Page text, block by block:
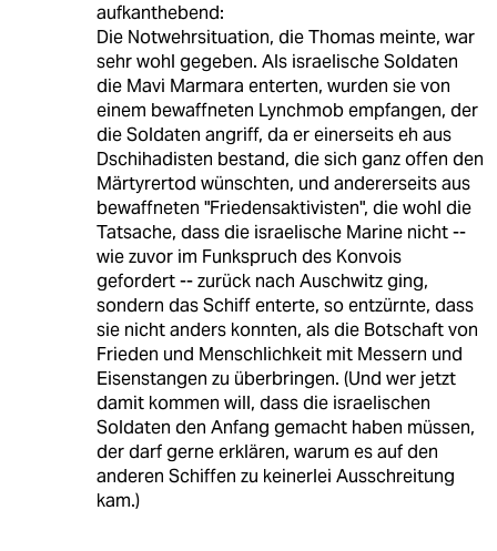
aufkanthebend:
Die Notwehrsituation, die Thomas meinte, war
sehr wohl gegeben. Als israelische Soldaten
die Mavi Marmara enterten, wurden sie von
einem bewaffneten Lynchmob empfangen, der
die Soldaten angriff, da er einerseits eh aus
Dschihadisten bestand, die sich ganz offen den
Märtyrertod wünschten, und andererseits aus
bewaffneten "Friedensaktivisten", die wohl die
Tatsache, dass die israelische Marine nicht --
wie zuvor im Funkspruch des Konvois
gefordert -- zurück nach Auschwitz ging,
sondern das Schiff enterte, so entzürnte, dass
sie nicht anders konnten, als die Botschaft von
Frieden und Menschlichkeit mit Messern und
Eisenstangen zu überbringen. (Und wer jetzt
damit kommen will, dass die israelischen
Soldaten den Anfang gemacht haben müssen,
der darf gerne erklären, warum es auf den
anderen Schiffen zu keinerlei Ausschreitung
kam.)